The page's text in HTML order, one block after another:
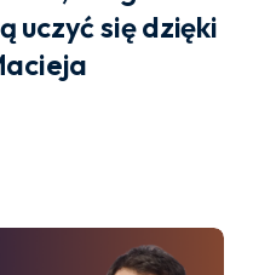
uczyć się dzięki